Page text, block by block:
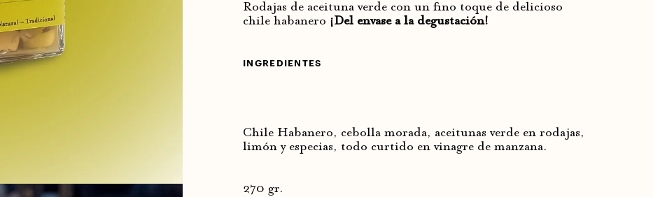
Rodajas de aceituna verde con un fino toque de delicioso
chile habanero ¡Del envase a la degustación!
INGREDIENTES
Chile Habanero, cebolla morada, aceitunas verde en rodajas,
limón y especias, todo curtido en vinagre de manzana.
270 gr.